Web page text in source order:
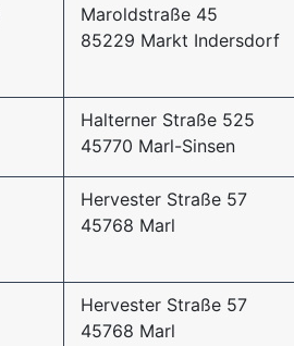
Maroldstraße 45
85229 Markt Indersdorf
Halterner Straße 525
45770 Marl-Sinsen
Hervester Straße 57
45768 Marl
Hervester Straße 57
45768 Marl